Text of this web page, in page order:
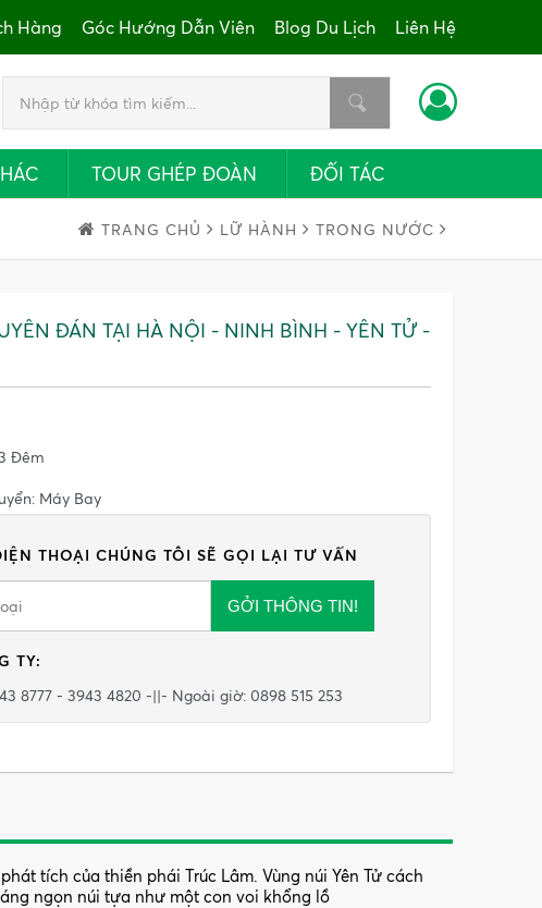
Hàng Góc Hướng Dẫn Viên Blog Du Lịch Liên Hệ
TOUR GHÉP ĐOÀN ĐỐI TÁC
TRANG CHỦ LỮ HÀNH TRONG NƯỚC
ĐÁN TẠI HÀ NỘI - NINH BÌNH - YÊN TỬ -
Đêm
Máy Bay
THOẠI CHÚNG TÔI SẼ GỌI LẠI TƯ VẤN
GỞI THÔNG TIN!
TY:
8777 - 3943 4820 -||- Ngoài giờ: 0898 515 253
tích của thiền phái Trúc Lâm. Vùng núi Yên Tử cách
ngọn núi tựa như một con voi khổng lồ